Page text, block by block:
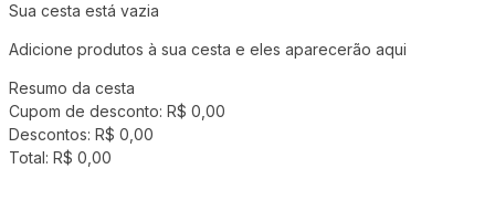
Sua cesta está vazia
Adicione produtos à sua cesta e eles aparecerão aqui
Resumo da cesta
Cupom de desconto: R$ 0,00
Descontos: R$ 0,00
Total: R$ 0,00